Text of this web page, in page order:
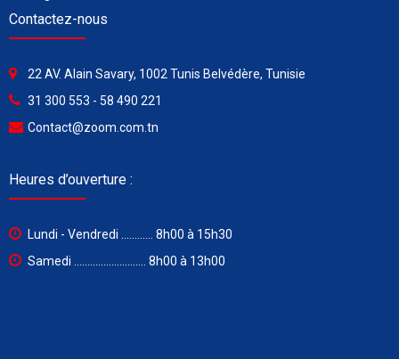
Contactez-nous
22 AV. Alain Savary, 1002 Tunis Belvédère, Tunisie
31 300 553 - 58 490 221
Contact@zoom.com.tn
Heures d’ouverture :
Lundi - Vendredi ............ 8h00 à 15h30
Samedi ........................... 8h00 à 13h00